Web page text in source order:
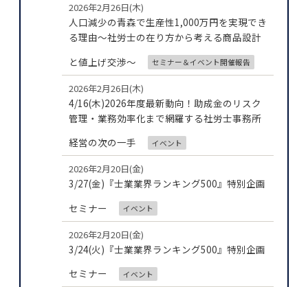
2026年2月26日(木)
人口減少の青森で生産性1,000万円を実現でき
る理由～社労士の在り方から考える商品設計
と値上げ交渉～
セミナー＆イベント開催報告
2026年2月26日(木)
4/16(木)2026年度最新動向！助成金のリスク
管理・業務効率化まで網羅する社労士事務所
経営の次の一手
イベント
2026年2月20日(金)
3/27(金)『士業業界ランキング500』特別企画
セミナー
イベント
2026年2月20日(金)
3/24(火)『士業業界ランキング500』特別企画
セミナー
イベント